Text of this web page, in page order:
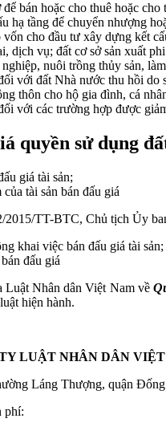
bán hoặc cho thuê hoặc cho
hạ tầng để chuyển nhượng
vốn cho đầu tư xây dựng kết
dịch vụ; đất cơ sở sản xuất
nuôi trồng thủy sản,
với đất Nhà nước thu hồi do
thôn cho hộ gia đình, cá
với các trường hợp được
quyền sử dụng
giá tài sản;
tài sản bán đấu giá
TT-BTC, Chủ tịch Ủy
khai việc bán đấu giá tài sản;
đấu giá
Luật Nhân dân Việt Nam về
hiện hành.
LUẬT NHÂN DÂN
Láng Thượng, quận
phí: